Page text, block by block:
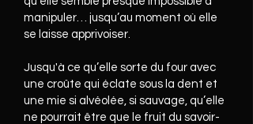
manipuler… jusqu’au moment où elle
se laisse apprivoiser.
Jusqu'à ce qu’elle sorte du four avec
une croûte qui éclate sous la dent et
une mie si alvéolée, si sauvage, qu’elle
ne pourrait être que le fruit du savoir-